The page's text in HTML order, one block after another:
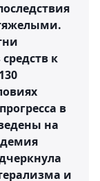
к
в
на
и